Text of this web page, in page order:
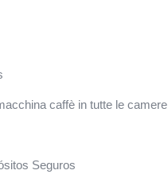
caffè in tutte le camere
Seguros